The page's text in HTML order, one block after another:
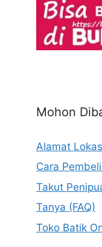
Mohon
Alamat
Cara
Takut
Tanya (FAQ)
Toko Batik